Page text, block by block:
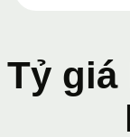
Tỷ giá